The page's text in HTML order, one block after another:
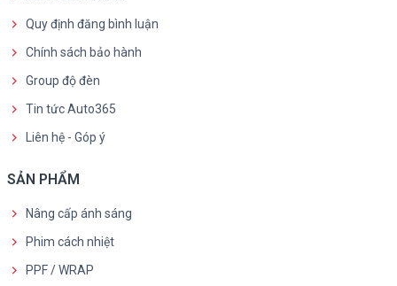
Quy định đăng bình luận
Chính sách bảo hành
Group độ đèn
Tin tức Auto365
Liên hệ - Góp ý
SẢN PHẨM
Nâng cấp ánh sáng
Phim cách nhiệt
PPF / WRAP